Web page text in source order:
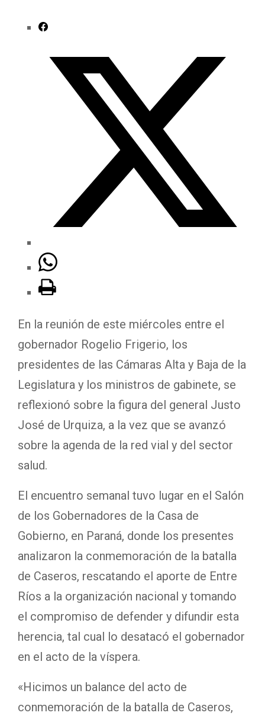
En la reunión de este miércoles entre el
gobernador Rogelio Frigerio, los
presidentes de las Cámaras Alta y Baja de la
Legislatura y los ministros de gabinete, se
reflexionó sobre la figura del general Justo
José de Urquiza, a la vez que se avanzó
sobre la agenda de la red vial y del sector
salud.
El encuentro semanal tuvo lugar en el Salón
de los Gobernadores de la Casa de
Gobierno, en Paraná, donde los presentes
analizaron la conmemoración de la batalla
de Caseros, rescatando el aporte de Entre
Ríos a la organización nacional y tomando
el compromiso de defender y difundir esta
herencia, tal cual lo desatacó el gobernador
en el acto de la víspera.
«Hicimos un balance del acto de
conmemoración de la batalla de Caseros,